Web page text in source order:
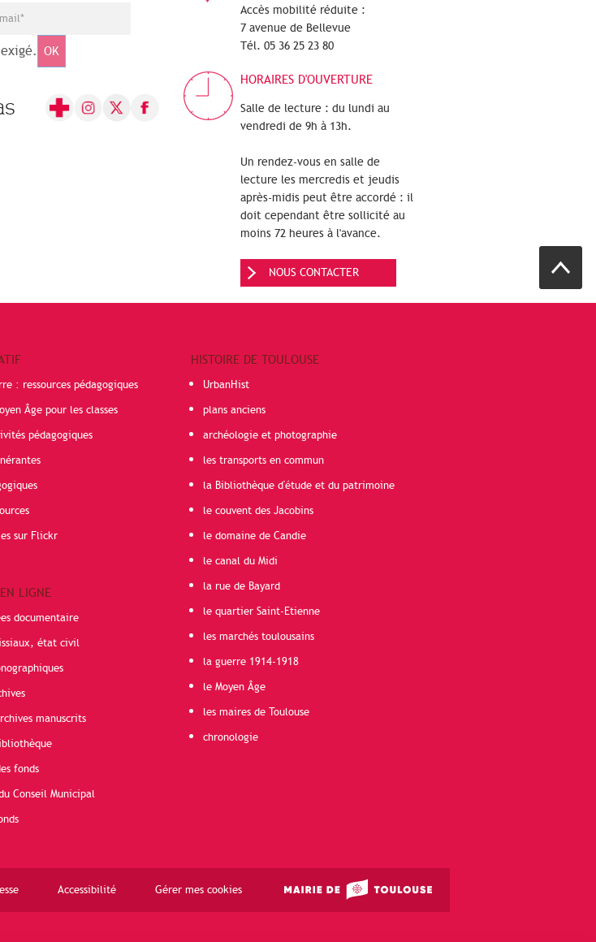
OK
Accès mobilité réduite :
7 avenue de Bellevue
Tél. 05 36 25 23 80
HORAIRES D'OUVERTURE
Salle de lecture : du lundi au
vendredi de 9h à 13h.
Un rendez-vous en salle de
lecture les mercredis et jeudis
après-midis peut être accordé : il
doit cependant être sollicité au
moins 72 heures à l'avance.
NOUS CONTACTER
: ressources pédagogiques
Âge pour les classes
pédagogiques
sur Flickr
LIGNE
documentaire
état civil
manuscrits
fonds
Conseil Municipal
HISTOIRE DE TOULOUSE
UrbanHist
plans anciens
archéologie et photographie
les transports en commun
la Bibliothèque d'étude et du patrimoine
le couvent des Jacobins
le domaine de Candie
le canal du Midi
la rue de Bayard
le quartier Saint-Etienne
les marchés toulousains
la guerre 1914-1918
le Moyen Âge
les maires de Toulouse
chronologie
Accessibilité Gérer mes cookies